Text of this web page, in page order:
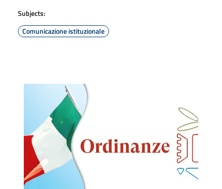
Subjects:
Comunicazione istituzionale